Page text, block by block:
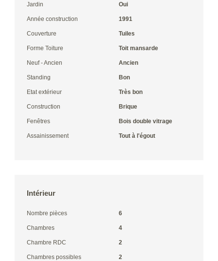
Jardin Oui
Année construction 1991
Couverture Tuiles
Forme Toiture Toit mansarde
Neuf - Ancien Ancien
Standing Bon
Etat extérieur Très bon
Construction Brique
Fenêtres Bois double vitrage
Assainissement Tout à l'égout
Intérieur
Nombre pièces 6
Chambres 4
Chambre RDC 2
Chambres possibles 2